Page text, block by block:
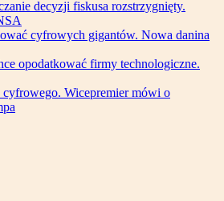
decyzji fiskusa rozstrzygnięty.
cyfrowych gigantów. Nowa danina
opodatkować firmy technologiczne.
cyfrowego. Wicepremier mówi o